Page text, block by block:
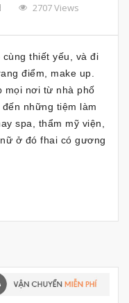
2707 Views
thiết yếu, và đi
điểm, make up.
mọi nơi từ nhà phố
những tiệm làm
spa, thẩm mỹ viện,
ở đó fhai có gương